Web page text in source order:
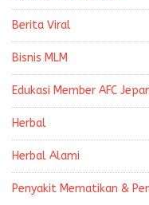
Berita Viral
Bisnis MLM
Edukasi Member AFC
Herbal
Herbal Alami
Penyakit Mematikan &